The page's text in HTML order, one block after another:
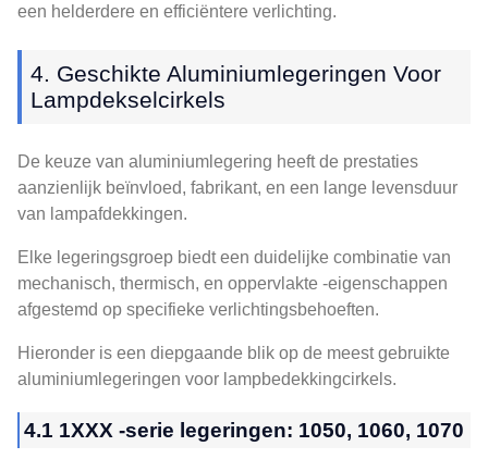
een helderdere en efficiëntere verlichting.
4. Geschikte Aluminiumlegeringen Voor
Lampdekselcirkels
De keuze van aluminiumlegering heeft de prestaties
aanzienlijk beïnvloed, fabrikant, en een lange levensduur
van lampafdekkingen.
Elke legeringsgroep biedt een duidelijke combinatie van
mechanisch, thermisch, en oppervlakte -eigenschappen
afgestemd op specifieke verlichtingsbehoeften.
Hieronder is een diepgaande blik op de meest gebruikte
aluminiumlegeringen voor lampbedekkingcirkels.
4.1 1XXX -serie legeringen: 1050, 1060, 1070